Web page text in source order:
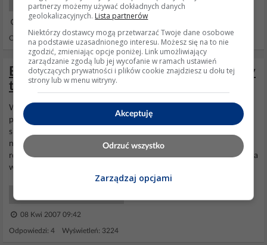
Elektro Co kupić?
09 Sie 2017 02:28
Odpowiedzi: 25 Wyświetleń: 4902
Budowa spawarki na rdzeniu od silnika czy
to ma sens ?(????)
Witam. Kiedyś widziałem, jak gościu zajmujący się ,,zawodowo''
produkcją
nawijał je własnie na blachach ze stojanów
silników. Nawijanie jest bardzo pracochłonne i kłopotliwe, ale
nawinięte
zdawały egzamin. Jeżeli chodzi o przekrój
rdzenia, to ja sądzę,że szerokość rdzenia wzięta do obliczeń powinna
wynosić -szerokość całkowitej blachy...
08 Kwi 2007 09:42
Odpowiedzi: 4 Wyświetleń: 3224
partnerzy możemy używać dokładnych danych
geolokalizacyjnych. Lista partnerów
Niektórzy dostawcy mogą przetwarzać Twoje dane osobowe
na podstawie uzasadnionego interesu. Możesz się na to nie
zgodzić, zmieniając opcje poniżej. Link umożliwiający
zarządzanie zgodą lub jej wycofanie w ramach ustawień
dotyczących prywatności i plików cookie znajdziesz u dołu tej
strony lub w menu witryny.
Akceptuję
Odrzuć wszystko
Zarządzaj opcjami